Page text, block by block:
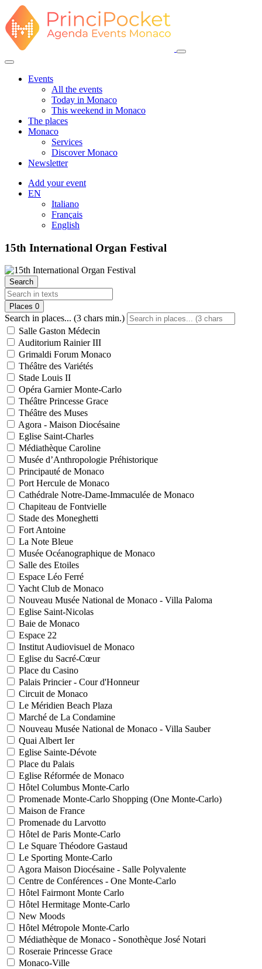
Events
All the events
Today in Monaco
This weekend in Monaco
The places
Monaco
Services
Discover Monaco
Newsletter
Add your event
EN
Italiano
Français
English
15th International Organ Festival
Search
Places 0
Search in places... (3 chars min.)
Salle Gaston Médecin
Auditorium Rainier III
Grimaldi Forum Monaco
Théâtre des Variétés
Stade Louis II
Opéra Garnier Monte-Carlo
Théâtre Princesse Grace
Théâtre des Muses
Agora - Maison Diocésaine
Eglise Saint-Charles
Médiathèque Caroline
Musée d’Anthropologie Préhistorique
Principauté de Monaco
Port Hercule de Monaco
Cathédrale Notre-Dame-Immaculée de Monaco
Chapiteau de Fontvielle
Stade des Moneghetti
Fort Antoine
La Note Bleue
Musée Océanographique de Monaco
Salle des Etoiles
Espace Léo Ferré
Yacht Club de Monaco
Nouveau Musée National de Monaco - Villa Paloma
Eglise Saint-Nicolas
Baie de Monaco
Espace 22
Institut Audiovisuel de Monaco
Eglise du Sacré-Cœur
Place du Casino
Palais Princier - Cour d'Honneur
Circuit de Monaco
Le Méridien Beach Plaza
Marché de La Condamine
Nouveau Musée National de Monaco - Villa Sauber
Quai Albert Ier
Eglise Sainte-Dévote
Place du Palais
Eglise Réformée de Monaco
Hôtel Columbus Monte-Carlo
Promenade Monte-Carlo Shopping (One Monte-Carlo)
Maison de France
Promenade du Larvotto
Hôtel de Paris Monte-Carlo
Le Square Théodore Gastaud
Le Sporting Monte-Carlo
Agora Maison Diocésaine - Salle Polyvalente
Centre de Conférences - One Monte-Carlo
Hôtel Fairmont Monte Carlo
Hôtel Hermitage Monte-Carlo
New Moods
Hôtel Métropole Monte-Carlo
Médiathèque de Monaco - Sonothèque José Notari
Roseraie Princesse Grace
Monaco-Ville